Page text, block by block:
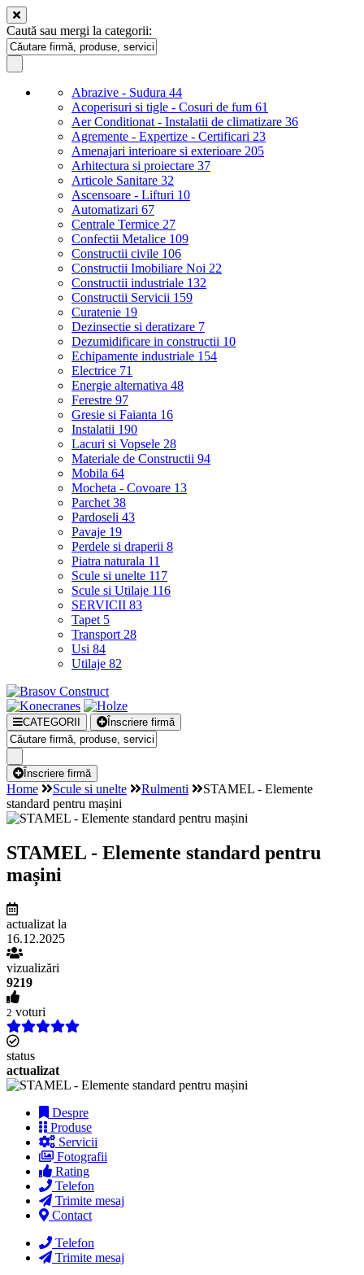
Caută sau mergi la categorii:
Abrazive - Sudura 44
Acoperisuri si tigle - Cosuri de fum 61
Aer Conditionat - Instalatii de climatizare 36
Agremente - Expertize - Certificari 23
Amenajari interioare si exterioare 205
Arhitectura si proiectare 37
Articole Sanitare 32
Ascensoare - Lifturi 10
Automatizari 67
Centrale Termice 27
Confectii Metalice 109
Constructii civile 106
Constructii Imobiliare Noi 22
Constructii industriale 132
Constructii Servicii 159
Curatenie 19
Dezinsectie si deratizare 7
Dezumidificare in constructii 10
Echipamente industriale 154
Electrice 71
Energie alternativa 48
Ferestre 97
Gresie si Faianta 16
Instalatii 190
Lacuri si Vopsele 28
Materiale de Constructii 94
Mobila 64
Mocheta - Covoare 13
Parchet 38
Pardoseli 43
Pavaje 19
Perdele si draperii 8
Piatra naturala 11
Scule si unelte 117
Scule si Utilaje 116
SERVICII 83
Tapet 5
Transport 28
Usi 84
Utilaje 82
CATEGORII Înscriere firmă
Înscriere firmă
Home Scule si unelte Rulmenti
STAMEL - Elemente
standard pentru mașini
STAMEL - Elemente standard pentru
mașini
actualizat la
16.12.2025
vizualizări
9219
2 voturi
status
actualizat
Despre
Produse
Servicii
Fotografii
Rating
Telefon
Trimite mesaj
Contact
Telefon
Trimite mesaj